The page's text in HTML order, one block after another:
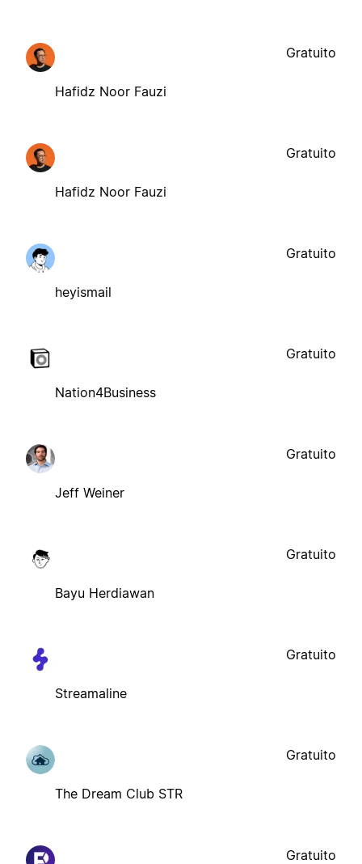
Hafidz Noor Fauzi
Gratuito
Hafidz Noor Fauzi
Gratuito
heyismail
Gratuito
Nation4Business
Gratuito
Jeff Weiner
Gratuito
Bayu Herdiawan
Gratuito
Streamaline
Gratuito
The Dream Club STR
Gratuito
Gratuito